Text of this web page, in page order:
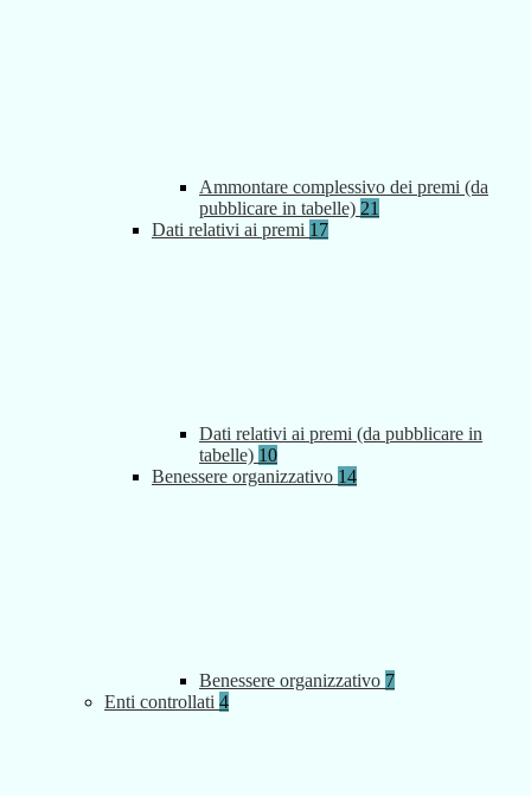
Ammontare complessivo dei premi (da
pubblicare in tabelle) 21
Dati relativi ai premi 17
Dati relativi ai premi (da pubblicare in
tabelle) 10
Benessere organizzativo 14
Benessere organizzativo 7
Enti controllati 4